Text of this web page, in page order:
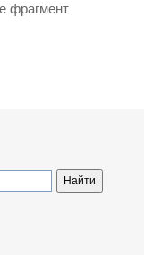
фрагмент